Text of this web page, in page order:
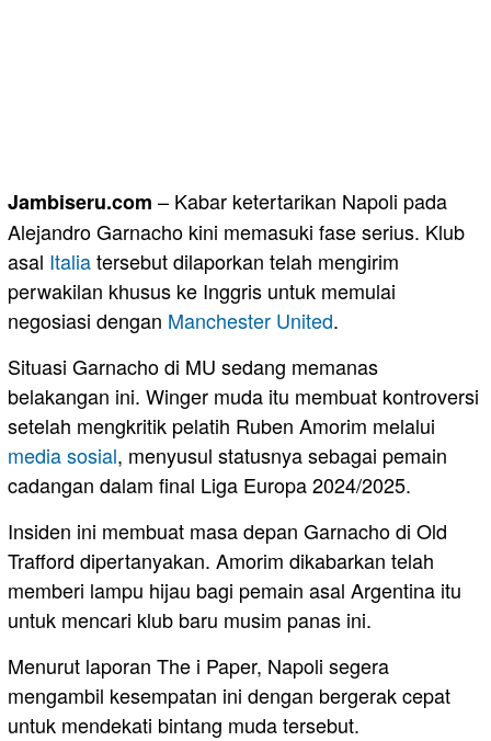
Jambiseru.com – Kabar ketertarikan Napoli pada
Alejandro Garnacho kini memasuki fase serius. Klub
asal Italiatersebut dilaporkan telah mengirim
perwakilan khusus ke Inggris untuk memulai
negosiasi dengan Manchester United.
Situasi Garnacho di MU sedang memanas
belakangan ini. Winger muda itu membuat kontroversi
setelah mengkritik pelatih Ruben Amorim melalui
media sosial, menyusul statusnya sebagai pemain
cadangan dalam final Liga Europa 2024/2025.
Insiden ini membuat masa depan Garnacho di Old
Trafford dipertanyakan. Amorim dikabarkan telah
memberi lampu hijau bagi pemain asal Argentina itu
untuk mencari klub baru musim panas ini.
Menurut laporan The i Paper, Napoli segera
mengambil kesempatan ini dengan bergerak cepat
untuk mendekati bintang muda tersebut.